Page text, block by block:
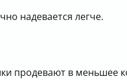
надевается легче.
продевают в меньшее